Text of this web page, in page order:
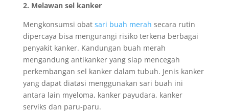
2. Melawan sel kanker
Mengkonsumsi obat sari buah merah secara rutin
dipercaya bisa mengurangi risiko terkena berbagai
penyakit kanker. Kandungan buah merah
mengandung antikanker yang siap mencegah
perkembangan sel kanker dalam tubuh. Jenis kanker
yang dapat diatasi menggunakan sari buah ini
antara lain myeloma, kanker payudara, kanker
serviks dan paru-paru.